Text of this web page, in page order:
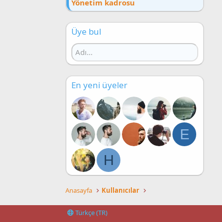
Yönetim kadrosu
Üye bul
En yeni üyeler
E
H
Anasayfa Kullanıcılar
Türkçe (TR)